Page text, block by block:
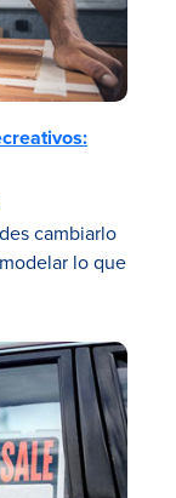
cambiarlo
lo que